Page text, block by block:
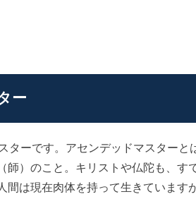
ー
ターです。アセンデッドマスターと
）のこと。キリストや仏陀も、す
は現在肉体を持って生きています